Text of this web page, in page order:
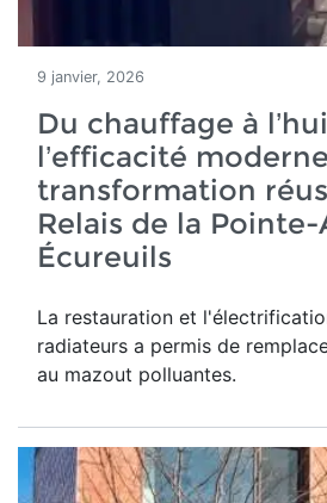
9 janvier, 2026
Du chauffage à
l’efficacité
transformation
Relais de la Pointe-
Écureuils
La restauration et
radiateurs a permis de
au mazout polluantes.